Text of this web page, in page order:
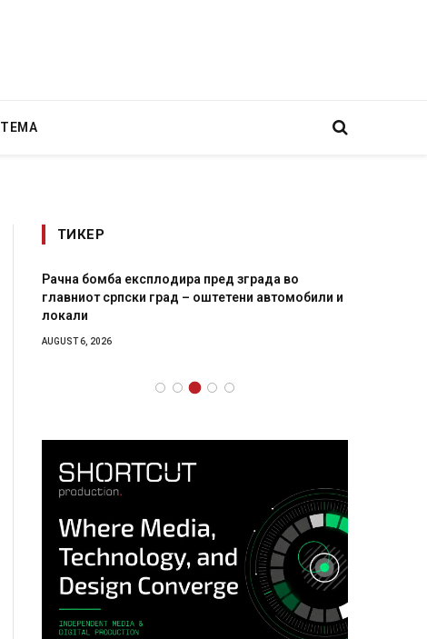
ТЕМА
ТИКЕР
Рачна бомба експлодира пред зграда во
главниот српски град – оштетени автомобили и
локали
AUGUST 6, 2026